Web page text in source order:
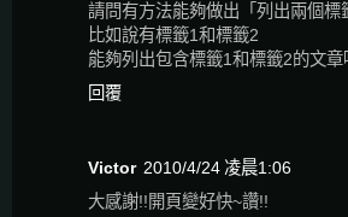
請問有方法能夠做出「列出兩個標
比如說有標籤1和標籤2
能夠列出包含標籤1和標籤2的文章
回覆
Victor 2010/4/24 凌晨1:06
大感謝!!開頁變好快~讚!!